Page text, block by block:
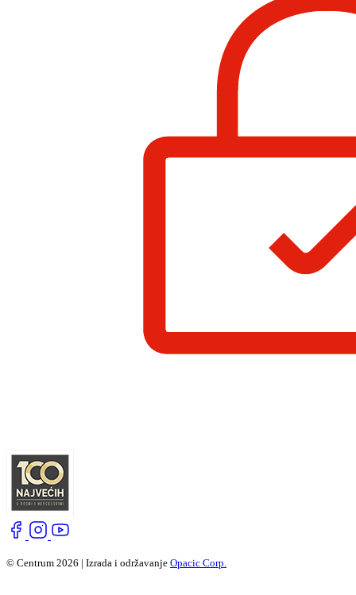
© Centrum 2026 | Izrada i održavanje Opacic Corp.